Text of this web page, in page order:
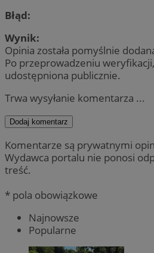
Błąd:
Wynik:
Opinia została pomyślnie
Po przeprowadzeniu
udostępniona publicznie.
Trwa wysyłanie komentarza ...
Dodaj komentarz
Komentarze są prywatnymi
Wydawca portalu nie ponosi
treść.
* pola obowiązkowe
Najnowsze
Popularne